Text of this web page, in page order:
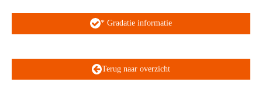
* Gradatie informatie
Terug naar overzicht